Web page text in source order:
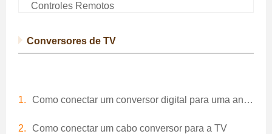
Controles Remotos
Conversores de TV
Como conectar um conversor digital para uma antena, TV e videocassete
Como conectar um cabo conversor para a TV